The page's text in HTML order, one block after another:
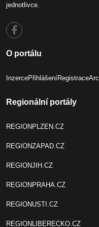
jednotlivce.
O portálu
InzercePřihlášeníRegistrace
Regionální portály
REGIONPLZEN.CZ
REGIONZAPAD.CZ
REGIONJIH.CZ
REGIONPRAHA.CZ
REGIONUSTI.CZ
REGIONLIBERECKO.CZ